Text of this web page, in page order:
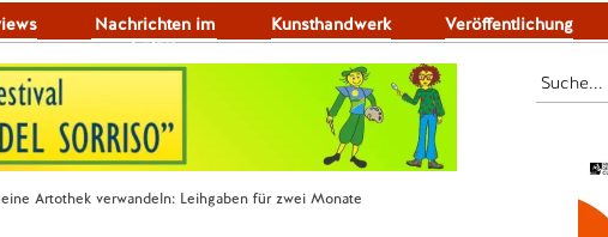
Nachrichten im
Fokus
Kunsthandwerk Veröffentlichung
Artothek verwandeln: Leihgaben für zwei Monate